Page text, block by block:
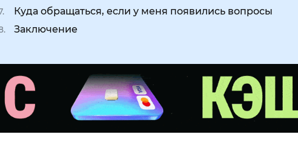
Куда обращаться, если у меня появились вопросы
Заключение